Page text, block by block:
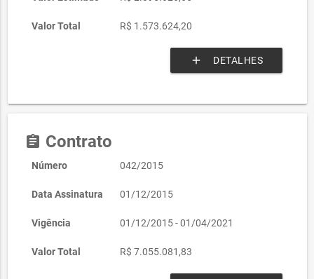
Valor Total R$ 1.573.624,20
add DETALHES
assignment Contrato
Número 042/2015
Data Assinatura 01/12/2015
Vigência 01/12/2015 - 01/04/2021
Valor Total R$ 7.055.081,83